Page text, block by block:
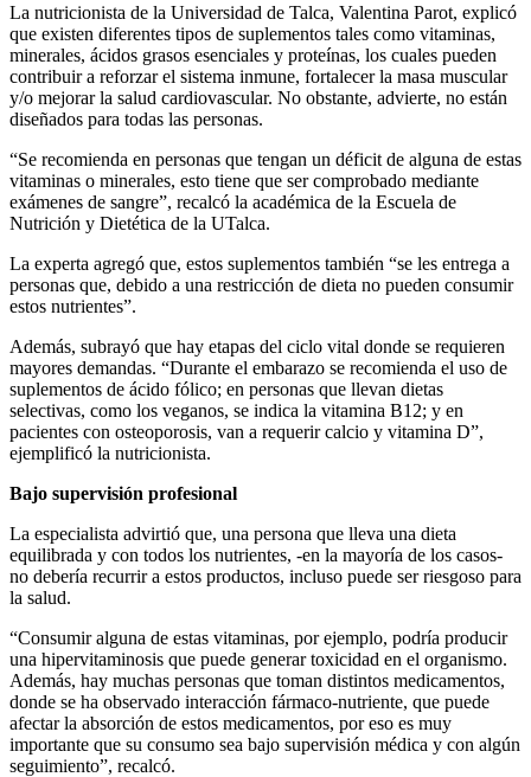
La nutricionista de la Universidad de Talca, Valentina Parot, explicó
que existen diferentes tipos de suplementos tales como vitaminas,
minerales, ácidos grasos esenciales y proteínas, los cuales pueden
contribuir a reforzar el sistema inmune, fortalecer la masa muscular
y/o mejorar la salud cardiovascular. No obstante, advierte, no están
diseñados para todas las personas.
“Se recomienda en personas que tengan un déficit de alguna de estas
vitaminas o minerales, esto tiene que ser comprobado mediante
exámenes de sangre”, recalcó la académica de la Escuela de
Nutrición y Dietética de la UTalca.
La experta agregó que, estos suplementos también “se les entrega a
personas que, debido a una restricción de dieta no pueden consumir
estos nutrientes”.
Además, subrayó que hay etapas del ciclo vital donde se requieren
mayores demandas. “Durante el embarazo se recomienda el uso de
suplementos de ácido fólico; en personas que llevan dietas
selectivas, como los veganos, se indica la vitamina B12; y en
pacientes con osteoporosis, van a requerir calcio y vitamina D”,
ejemplificó la nutricionista.
Bajo supervisión profesional
La especialista advirtió que, una persona que lleva una dieta
equilibrada y con todos los nutrientes, -en la mayoría de los casos-
no debería recurrir a estos productos, incluso puede ser riesgoso para
la salud.
“Consumir alguna de estas vitaminas, por ejemplo, podría producir
una hipervitaminosis que puede generar toxicidad en el organismo.
Además, hay muchas personas que toman distintos medicamentos,
donde se ha observado interacción fármaco-nutriente, que puede
afectar la absorción de estos medicamentos, por eso es muy
importante que su consumo sea bajo supervisión médica y con algún
seguimiento”, recalcó.